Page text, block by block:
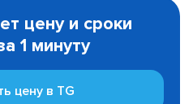
цену и сроки
1 минуту
цену в TG